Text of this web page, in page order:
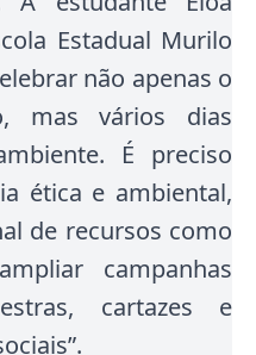
Estadual Murilo
não apenas o
mas vários dias
É preciso
ética e ambiental,
de recursos como
campanhas
cartazes e